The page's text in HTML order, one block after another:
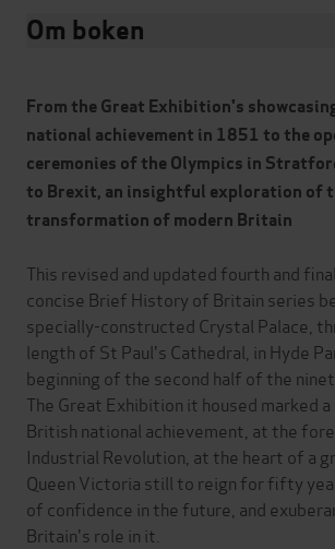
Om boken
From the Great Exhibition's
national achievement in 1851 to the
ceremonies of the Olympics in
to Brexit, an insightful exploration of
transformation of modern Britain
This revised and updated fourth and
concise Brief History of Britain series
specially-constructed Crystal Palace,
length of St Paul's Cathedral, in Hyde
beginning of the second half of the
The Great Exhibition it housed marked
British national achievement, at the
Industrial Revolution, at the heart of a
Queen Victoria still to reign for fifty
of confidence in the future, and
Britain's role in it.